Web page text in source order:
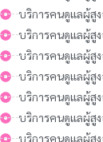
บริการคนดูแลผู้สู
บริการคนดูแลผู้สู
บริการคนดูแลผู้สู
บริการคนดูแลผู้สูง
บริการคนดูแลผู้สู
บริการคนดูแลผู้สู
บริการคนดูแลผู้สู